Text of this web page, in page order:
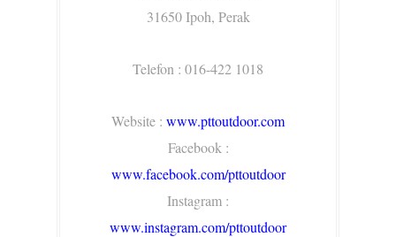
31650 Ipoh, Perak
Telefon : 016-422 1018
Website : www.pttoutdoor.com
Facebook :
www.facebook.com/pttoutdoor
Instagram :
www.instagram.com/pttoutdoor